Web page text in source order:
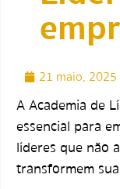
21 maio, 2025
A Academia de
essencial para
líderes que não
transformem